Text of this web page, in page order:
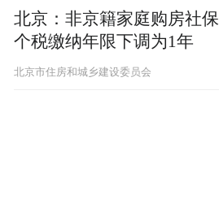
北京：非京籍家庭购房社保
个税缴纳年限下调为1年
北京市住房和城乡建设委员会